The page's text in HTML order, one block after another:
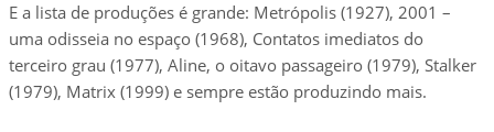
E a lista de produções é grande: Metrópolis (1927), 2001 –
uma odisseia no espaço (1968), Contatos imediatos do
terceiro grau (1977), Aline, o oitavo passageiro (1979), Stalker
(1979), Matrix (1999) e sempre estão produzindo mais.